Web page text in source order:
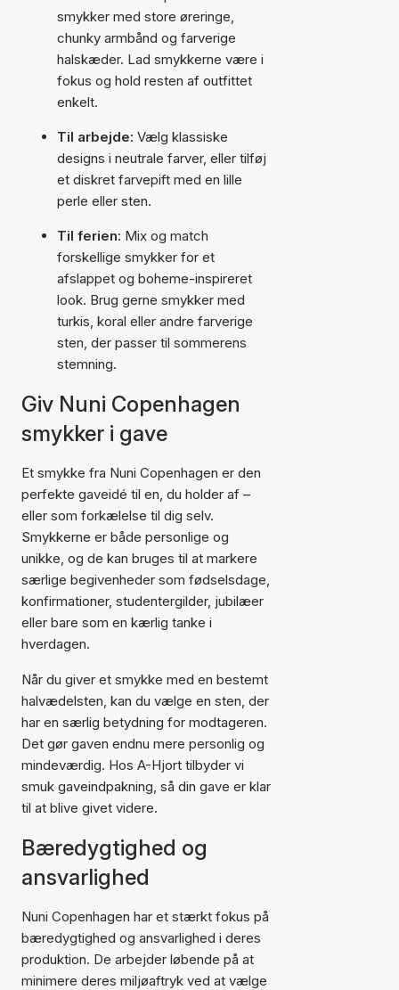
smykker med store øreringe,
chunky armbånd og farverige
halskæder. Lad smykkerne være i
fokus og hold resten af outfittet
enkelt.
Til arbejde: Vælg klassiske
designs i neutrale farver, eller tilføj
et diskret farvepift med en lille
perle eller sten.
Til ferien: Mix og match
forskellige smykker for et
afslappet og boheme-inspireret
look. Brug gerne smykker med
turkis, koral eller andre farverige
sten, der passer til sommerens
stemning.
Giv Nuni Copenhagen
smykker i gave
Et smykke fra Nuni Copenhagen er den
perfekte gaveidé til en, du holder af –
eller som forkælelse til dig selv.
Smykkerne er både personlige og
unikke, og de kan bruges til at markere
særlige begivenheder som fødselsdage,
konfirmationer, studentergilder, jubilæer
eller bare som en kærlig tanke i
hverdagen.
Når du giver et smykke med en bestemt
halvædelsten, kan du vælge en sten, der
har en særlig betydning for modtageren.
Det gør gaven endnu mere personlig og
mindeværdig. Hos A-Hjort tilbyder vi
smuk gaveindpakning, så din gave er klar
til at blive givet videre.
Bæredygtighed og
ansvarlighed
Nuni Copenhagen har et stærkt fokus på
bæredygtighed og ansvarlighed i deres
produktion. De arbejder løbende på at
minimere deres miljøaftryk ved at vælge